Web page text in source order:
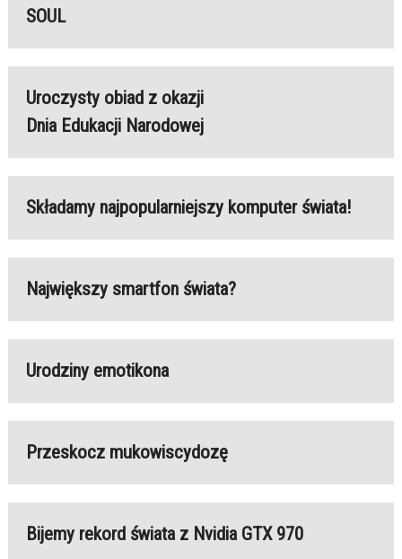
SOUL
Uroczysty obiad z okazji
Dnia Edukacji Narodowej
Składamy najpopularniejszy komputer świata!
Największy smartfon świata?
Urodziny emotikona
Przeskocz mukowiscydozę
Bijemy rekord świata z Nvidia GTX 970